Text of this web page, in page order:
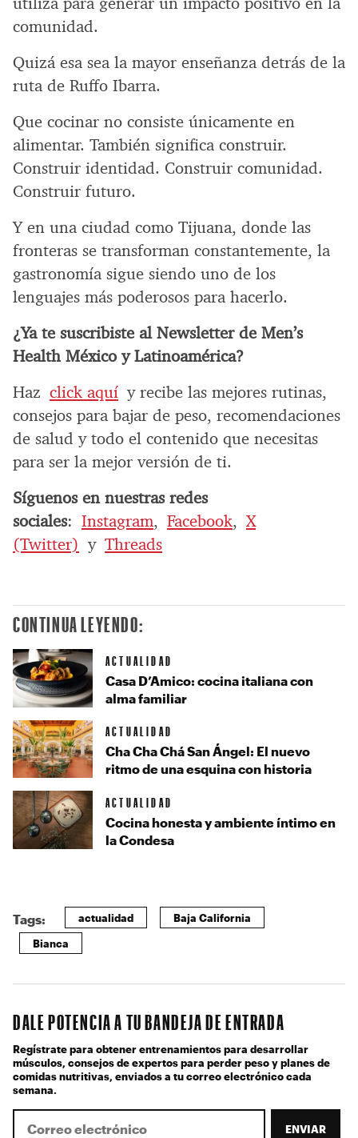
comunidad.
Quizá esa sea la mayor enseñanza detrás de la
ruta de Ruffo Ibarra.
Que cocinar no consiste únicamente en
alimentar. También significa construir.
Construir identidad. Construir comunidad.
Construir futuro.
Y en una ciudad como Tijuana, donde las
fronteras se transforman constantemente, la
gastronomía sigue siendo uno de los
lenguajes más poderosos para hacerlo.
¿Ya te suscribiste al Newsletter de Men’s
Health México y Latinoamérica?
Haz click aquí y recibe las mejores rutinas,
consejos para bajar de peso, recomendaciones
de salud y todo el contenido que necesitas
para ser la mejor versión de ti.
Síguenos en nuestras redes
sociales: Instagram, Facebook,X
(Twitter) y Threads
CONTINUA LEYENDO:
ACTUALIDAD
Casa D’Amico: cocina italiana con
alma familiar
ACTUALIDAD
Cha Cha Chá San Ángel: El nuevo
ritmo de una esquina con historia
ACTUALIDAD
Cocina honesta y ambiente íntimo en
la Condesa
Tags: actualidad Baja California
Bianca
DALE POTENCIA A TU BANDEJA DE ENTRADA
Regístrate para obtener entrenamientos para desarrollar
músculos, consejos de expertos para perder peso y planes de
comidas nutritivas, enviados a tu correo electrónico cada
semana.
ENVIAR